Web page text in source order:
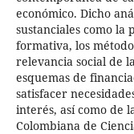
económico. Dicho
sustanciales como
formativa, los
relevancia social de
esquemas de
satisfacer
interés, así como de
Colombiana de